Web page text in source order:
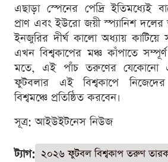
এছাড়া স্পেনের পেদ্রি ইতিমধ্যেই
প্রাণ এবং ইউরো জয়ী স্প্যানিশ
ইনজুরির দীর্ঘ কালো অধ্যায় কাটিয়ে
এখন বিশ্বকাপের মঞ্চ কাঁপাতে সম্পূর্ণ
মতে, এই পাঁচ তরুণের যেকোনো
ফুটবলার এই বিশ্বকাপে নিজেদের
বিশ্বমঞ্চে প্রতিষ্ঠিত করবেন।
সূত্র: আইউইটনেস নিউজ
ট্যাগ: ২০২৬ ফুটবল বিশ্বকাপ তরুণ